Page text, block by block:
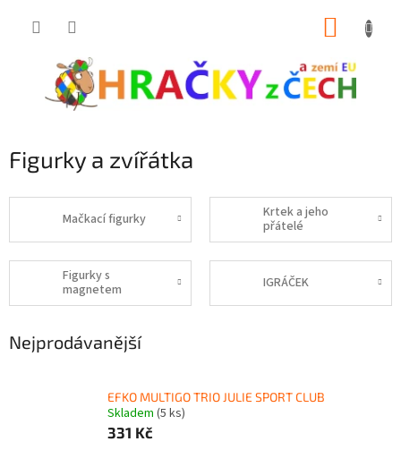
Figurky a zvířátka
Mačkací figurky
Krtek a jeho
přátelé
Figurky s
magnetem
IGRÁČEK
Nejprodávanější
EFKO MULTIGO TRIO JULIE SPORT CLUB
Skladem (5 ks)
331 Kč